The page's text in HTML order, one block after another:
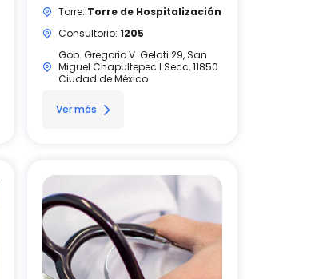
Torre: Torre de Hospitalización
Consultorio: 1205
Gob. Gregorio V. Gelati 29, San
Miguel Chapultepec I Secc, 11850
Ciudad de México.
Ver más